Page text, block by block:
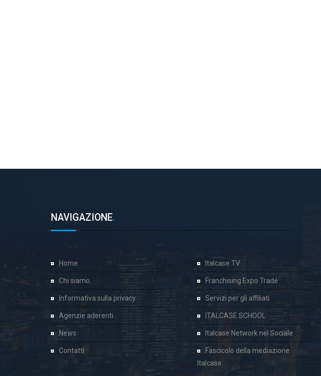
NAVIGAZIONE.
Home
Chi siamo
Informativa sulla privacy
Agenzie aderenti
News
Contatti
Italcase TV
Franchising Expo Trade
Servizi per gli affiliati
ITALCASE SCHOOL
Italcase Network nel Sociale
Fascicolo della mediazione
Italcase